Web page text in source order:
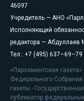
46097
Учредитель — АНО
Исполняющий
редактора — Абдуллаев
Тел.: +7 (495) 637–69–79
«Парламентская
Федерального
газеты -
публикатор